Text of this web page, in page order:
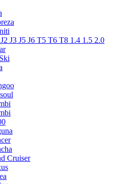
J3 J5 J6 T5 T6 T8 1.4 1.5 2.0
Cruiser